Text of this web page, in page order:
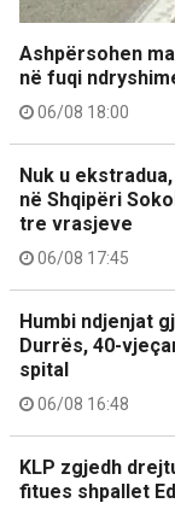
Ashpërsohen
në fuqi
06/08 18:00
Nuk u
në Shqipëri
tre vrasjeve
06/08 17:45
Humbi ndjenjat
Durrës, 40-
spital
06/08 16:48
KLP zgjedh
fitues shpallet